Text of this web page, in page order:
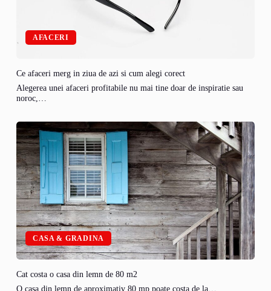
AFACERI
Ce afaceri merg in ziua de azi si cum alegi corect
Alegerea unei afaceri profitabile nu mai tine doar de inspiratie sau
noroc,…
CASA & GRADINA
Cat costa o casa din lemn de 80 m2
O casa din lemn de aproximativ 80 mp poate costa de la…